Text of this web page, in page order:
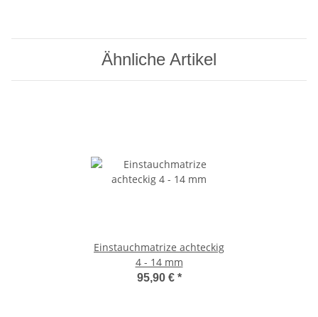
Ähnliche Artikel
Einstauchmatrize achteckig
4 - 14 mm
95,90 € *